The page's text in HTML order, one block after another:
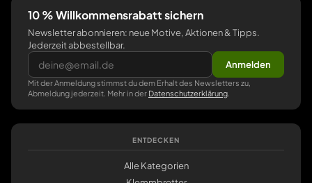
10 % Willkommensrabatt sichern
Newsletter abonnieren: neue Motive, Aktionen & Tipps.
Jederzeit abbestellbar.
Anmelden
Mit der Anmeldung stimmst du dem Erhalt des Newsletters zu,
Abmeldung jederzeit. Mehr in der Datenschutzerklärung
ENTDECKEN
Alle Kategorien